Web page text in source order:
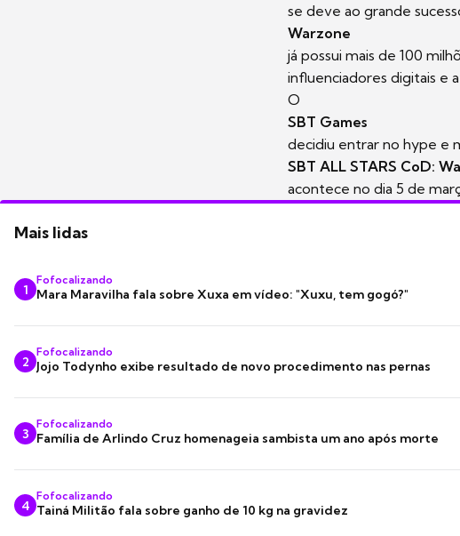
se deve ao grande
Warzone
já possui mais de 100
influenciadores digitais e
O
SBT Games
decidiu entrar no hype e
SBT ALL STARS CoD:
acontece no dia 5 de
Mais lidas
1
Fofocalizando
Mara Maravilha fala sobre Xuxa em vídeo: "Xuxu, tem gogó?"
2
Fofocalizando
Jojo Todynho exibe resultado de novo procedimento nas pernas
3
Fofocalizando
Família de Arlindo Cruz homenageia sambista um ano após morte
4
Fofocalizando
Tainá Militão fala sobre ganho de 10 kg na gravidez